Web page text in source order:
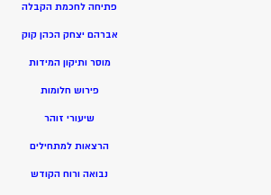
פתיחה לחכמת הקבלה
אברהם יצחק הכהן קוק
מוסר ותיקון המידות
פירוש חלומות
שיעורי זוהר
הרצאות למתחילים
נבואה ורוח הקודש